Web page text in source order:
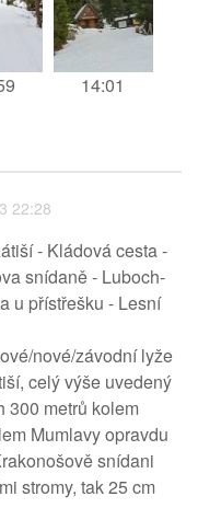
14:01
22:28
- Kládová cesta -
snídaně - Luboch-
u přístřešku - Lesní
nové/závodní lyže
celý výše uvedený
300 metrů kolem
Mumlavy opravdu
snídani
stromy, tak 25 cm